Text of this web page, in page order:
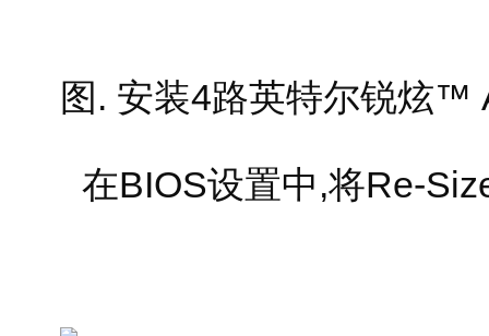
图. 安装4路英特尔锐炫™
在BIOS设置中,将Re-